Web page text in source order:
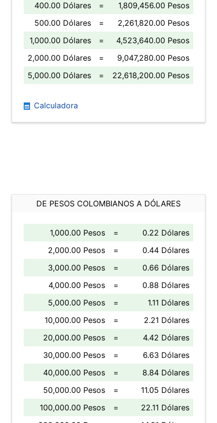
400.00 Dólares
=
1,809,456.00 Pesos
500.00 Dólares
=
2,261,820.00 Pesos
1,000.00 Dólares
=
4,523,640.00 Pesos
2,000.00 Dólares
=
9,047,280.00 Pesos
5,000.00 Dólares
= 22,618,200.00 Pesos
Calculadora
DE PESOS COLOMBIANOS A DÓLARES
1,000.00 Pesos =
0.22 Dólares
2,000.00 Pesos
=
0.44 Dólares
3,000.00 Pesos
=
0.66 Dólares
4,000.00 Pesos
=
0.88 Dólares
5,000.00 Pesos
=
1.11 Dólares
10,000.00 Pesos
=
2.21 Dólares
20,000.00 Pesos
=
4.42 Dólares
30,000.00 Pesos
=
6.63 Dólares
40,000.00 Pesos
=
8.84 Dólares
50,000.00 Pesos
=
11.05 Dólares
100,000.00 Pesos
=
22.11 Dólares